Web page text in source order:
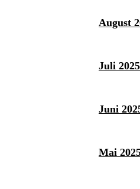
August
Juli 2025
Juni
Mai